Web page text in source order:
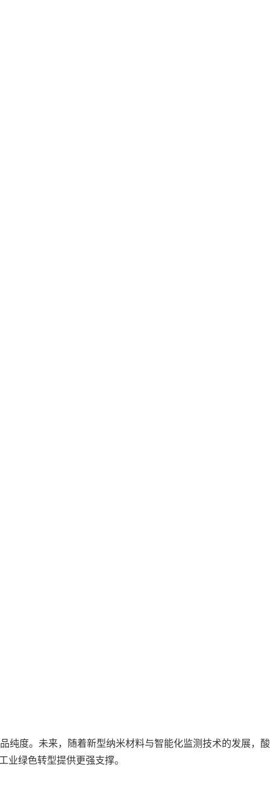
纯度。未来，随着新型纳米材料与智能化监测技术的发展，酸
业绿色转型提供更强支撑。